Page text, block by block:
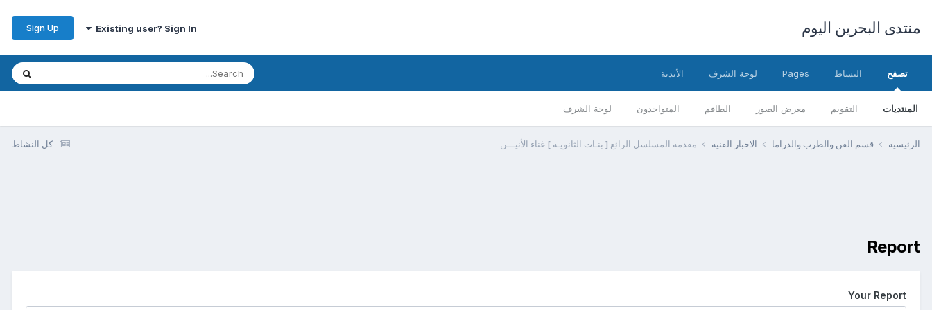
منتدى البحرين اليوم Existing user? Sign In
Sign Up
تصفح
المنتديات التقويم معرض الصور الطاقم المتواجدون لوحة الشرف
النشاط Pages لوحة الشرف الأندية
كل النشاط الرئيسية قسم الفن والطرب والدراما الاخبار الفنية مقدمة المسلسل الرائع [ بنـات الثانويـة ] غناء الأنيـــن
Report
Your Report